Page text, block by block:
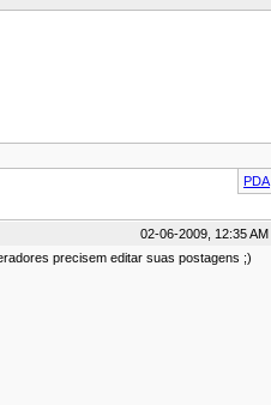
PDA
02-06-2009, 12:35 AM
precisem editar suas postagens ;)